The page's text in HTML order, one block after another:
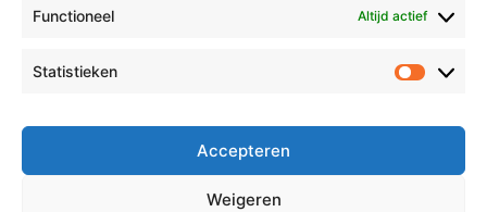
Functioneel Altijd actief
Statistieken
Accepteren
Weigeren
Radio & TV